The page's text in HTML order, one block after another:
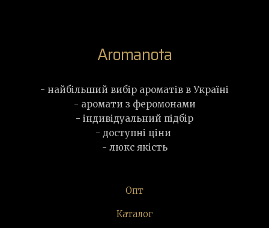
Aromanota
- найбільший вибір ароматів в Україні
- аромати з феромонами
- індивідуальний підбір
- доступні ціни
- люкс якість
Опт
Каталог